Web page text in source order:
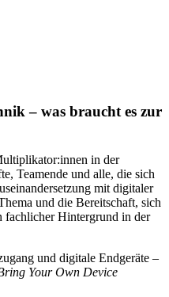
– was braucht es zur
in der
Teamende und alle, die sich
mit digitaler
und die Bereitschaft, sich
fachlicher Hintergrund in der
und digitale Endgeräte –
Your Own Device